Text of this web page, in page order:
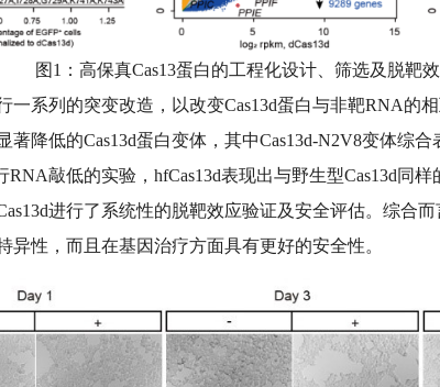
图1：高保真Cas13蛋白的工程化设计、筛选及脱靶
一系列的突变改造，以改变Cas13d蛋白与非靶RNA
降低的Cas13d蛋白变体，其中Cas13d-N2V8变体综
RNA敲低的实验，hfCas13d表现出与野生型Cas13d同
进行了系统性的脱靶效应验证及安全评估。综合
异性，而且在基因治疗方面具有更好的安全性。